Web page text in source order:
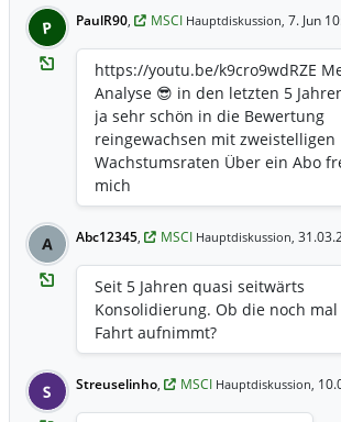
P PaulR90, MSCI Hauptdiskussion, 7. Jun
https://youtu.be/k9cro9wdRZE
Analyse 😎 in den letzten 5
ja sehr schön in die Bewertung
reingewachsen mit zweistelligen
Wachstumsraten Über ein Abo
mich
A Abc12345, MSCI Hauptdiskussion,
Seit 5 Jahren quasi seitwärts
Konsolidierung. Ob die noch
Fahrt aufnimmt?
S Streuselinho, MSCI Hauptdiskussion,